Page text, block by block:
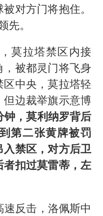
对方门将抱住。
。
莫拉塔禁区内接
被都灵门将飞身
中央，莫拉塔轻
边裁举旗示意博
钟，莫利纳罗背后
第二张黄牌被罚
禁区，对方后卫
扣过莫雷蒂，左
反击，洛佩斯中